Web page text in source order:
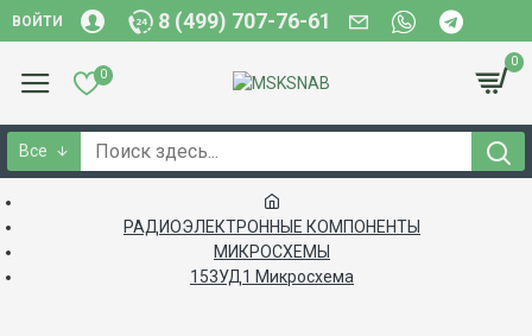
ВОЙТИ 8 (499) 707-76-61
0
0
Все
РАДИОЭЛЕКТРОННЫЕ КОМПОНЕНТЫ
МИКРОСХЕМЫ
153УД1 Микросхема